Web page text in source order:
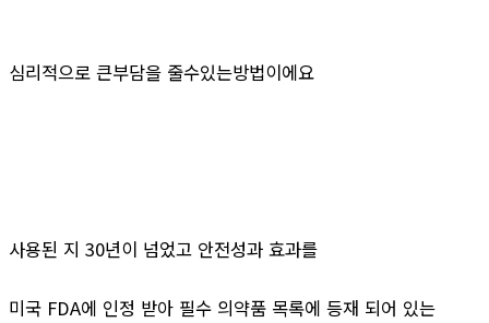
심리적으로 큰부담을 줄수있는방법이에요
사용된 지 30년이 넘었고 안전성과 효과를
미국 FDA에 인정 받아 필수 의약품 목록에 등재 되어 있는